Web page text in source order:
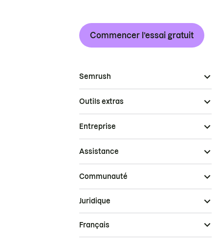
Commencer l’essai gratuit
Semrush
Outils extras
Entreprise
Assistance
Communauté
Juridique
Français